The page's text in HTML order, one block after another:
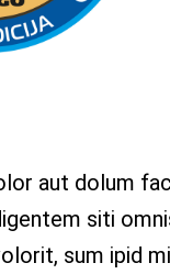
aut dolum
siti
sum ipid